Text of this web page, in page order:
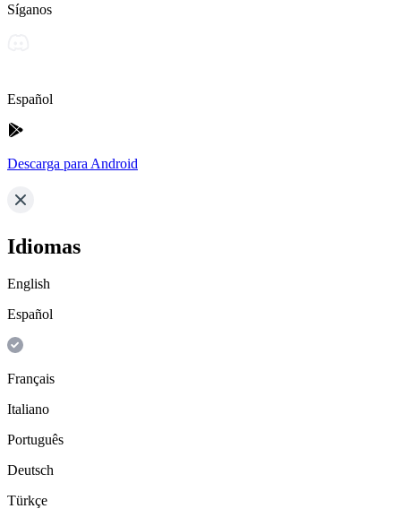
Síganos
Español
Descarga para Android
Idiomas
English
Español
Français
Italiano
Português
Deutsch
Türkçe